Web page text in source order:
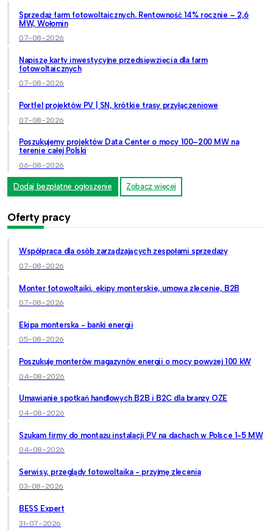
Sprzedaż farm fotowoltaicznych. Rentowność 14% rocznie – 2,6
MW, Wołomin
07-08-2026
Napiszę karty inwestycyjne przedsięwzięcia dla farm
fotowoltaicznych
07-08-2026
Portfel projektów PV | SN, krótkie trasy przyłączeniowe
07-08-2026
Poszukujemy projektów Data Center o mocy 100–200 MW na
terenie całej Polski
06-08-2026
Dodaj bezpłatne ogłoszenie Zobacz więcej
Oferty pracy
Współpraca dla osób zarządzających zespołami sprzedaży
07-08-2026
Monter fotowoltaiki, ekipy monterskie, umowa zlecenie, B2B
07-08-2026
Ekipa monterska - banki energii
05-08-2026
Poszukuję monterów magazynów energii o mocy powyżej 100 kW
04-08-2026
Umawianie spotkań handlowych B2B i B2C dla branży OZE
04-08-2026
Szukam firmy do montażu instalacji PV na dachach w Polsce 1-5 MW
04-08-2026
Serwisy, przeglądy fotowoltaika - przyjmę zlecenia
03-08-2026
BESS Expert
31-07-2026